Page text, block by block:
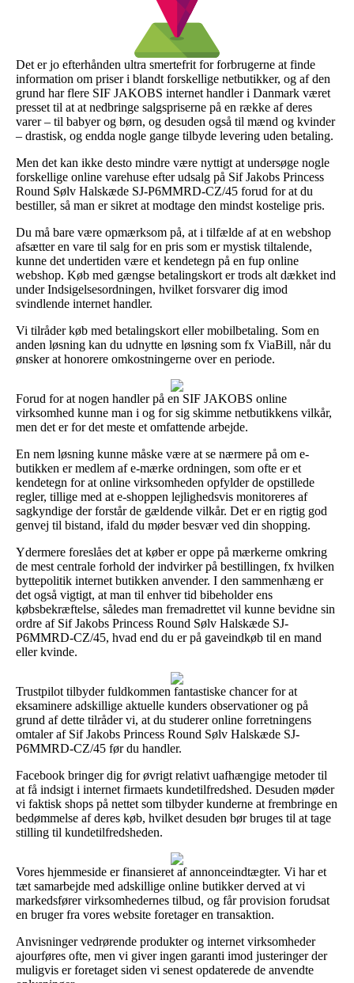
Det er jo efterhånden ultra smertefrit for forbrugerne at finde
information om priser i blandt forskellige netbutikker, og af den
grund har flere SIF JAKOBS internet handler i Danmark været
presset til at at nedbringe salgspriserne på en række af deres
varer – til babyer og børn, og desuden også til mænd og kvinder
– drastisk, og endda nogle gange tilbyde levering uden betaling.
Men det kan ikke desto mindre være nyttigt at undersøge nogle
forskellige online varehuse efter udsalg på Sif Jakobs Princess
Round Sølv Halskæde SJ-P6MMRD-CZ/45 forud for at du
bestiller, så man er sikret at modtage den mindst kostelige pris.
Du må bare være opmærksom på, at i tilfælde af at en webshop
afsætter en vare til salg for en pris som er mystisk tiltalende,
kunne det undertiden være et kendetegn på en fup online
webshop. Køb med gængse betalingskort er trods alt dækket ind
under Indsigelsesordningen, hvilket forsvarer dig imod
svindlende internet handler.
Vi tilråder køb med betalingskort eller mobilbetaling. Som en
anden løsning kan du udnytte en løsning som fx ViaBill, når du
ønsker at honorere omkostningerne over en periode.
Forud for at nogen handler på en SIF JAKOBS online
virksomhed kunne man i og for sig skimme netbutikkens vilkår,
men det er for det meste et omfattende arbejde.
En nem løsning kunne måske være at se nærmere på om e-
butikken er medlem af e-mærke ordningen, som ofte er et
kendetegn for at online virksomheden opfylder de opstillede
regler, tillige med at e-shoppen lejlighedsvis monitoreres af
sagkyndige der forstår de gældende vilkår. Det er en rigtig god
genvej til bistand, ifald du møder besvær ved din shopping.
Ydermere foreslåes det at køber er oppe på mærkerne omkring
de mest centrale forhold der indvirker på bestillingen, fx hvilken
byttepolitik internet butikken anvender. I den sammenhæng er
det også vigtigt, at man til enhver tid bibeholder ens
købsbekræftelse, således man fremadrettet vil kunne bevidne sin
ordre af Sif Jakobs Princess Round Sølv Halskæde SJ-
P6MMRD-CZ/45, hvad end du er på gaveindkøb til en mand
eller kvinde.
Trustpilot tilbyder fuldkommen fantastiske chancer for at
eksaminere adskillige aktuelle kunders observationer og på
grund af dette tilråder vi, at du studerer online forretningens
omtaler af Sif Jakobs Princess Round Sølv Halskæde SJ-
P6MMRD-CZ/45 før du handler.
Facebook bringer dig for øvrigt relativt uafhængige metoder til
at få indsigt i internet firmaets kundetilfredshed. Desuden møder
vi faktisk shops på nettet som tilbyder kunderne at frembringe en
bedømmelse af deres køb, hvilket desuden bør bruges til at tage
stilling til kundetilfredsheden.
Vores hjemmeside er finansieret af annonceindtægter. Vi har et
tæt samarbejde med adskillige online butikker derved at vi
markedsfører virksomhedernes tilbud, og får provision forudsat
en bruger fra vores website foretager en transaktion.
Anvisninger vedrørende produkter og internet virksomheder
ajourføres ofte, men vi giver ingen garanti imod justeringer der
muligvis er foretaget siden vi senest opdaterede de anvendte